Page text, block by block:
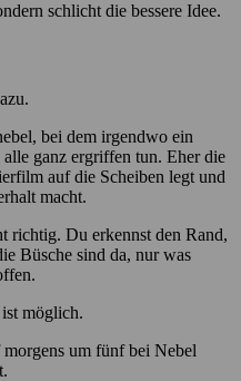
schlicht die bessere Idee.
bei dem irgendwo ein
ganz ergriffen tun. Eher die
auf die Scheiben legt und
macht.
richtig. Du erkennst den Rand,
Büsche sind da, nur was
möglich.
um fünf bei Nebel